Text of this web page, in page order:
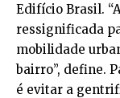
Edifício Brasil.
ressignificada
mobilidade
bairro”, define.
é evitar a